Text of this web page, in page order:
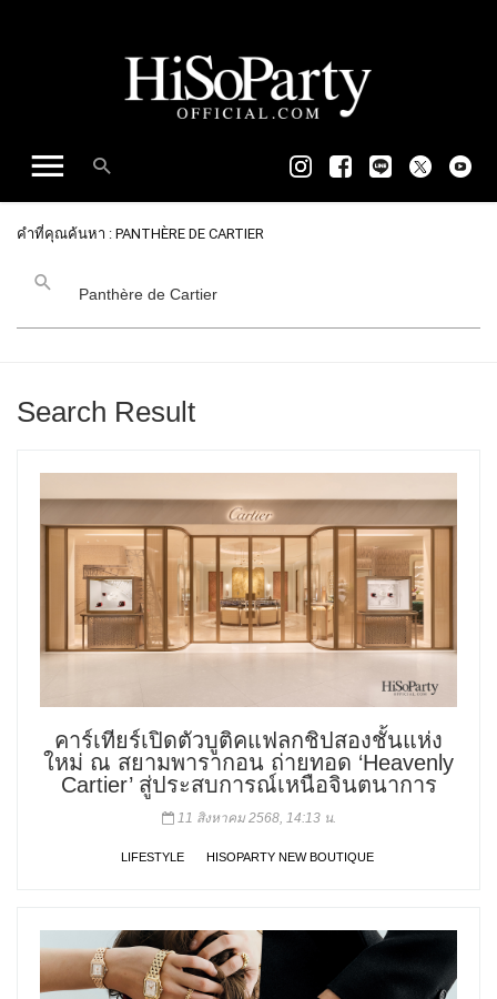
คำที่คุณค้นหา : PANTHÈRE DE CARTIER
Search Result
คาร์เทียร์เปิดตัวบูติคแฟลกชิปสองชั้นแห่ง
ใหม่ ณ สยามพารากอน ถ่ายทอด ‘Heavenly
Cartier’ สู่ประสบการณ์เหนือจินตนาการ
11 สิงหาคม 2568, 14:13 น.
LIFESTYLE HISOPARTY NEW BOUTIQUE